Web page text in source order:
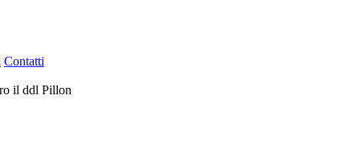
Contatti
il ddl Pillon